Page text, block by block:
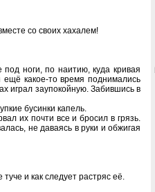
со своих хахалем!
ноги, по наитию, куда кривая
какое-то время поднимались
играл заупокойную. Забившись в
бусинки капель.
их почти все и бросил в грязь.
не даваясь в руки и обжигая
и как следует растряс её.